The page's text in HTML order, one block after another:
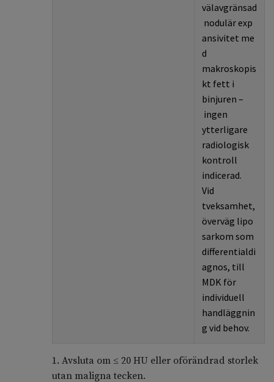
välavgränsad
nodulärexp
ansivitet me
d
makroskopis
kt fett i
binjuren –
ingen
ytterligare
radiologisk
kontroll
indicerad.
Vid
tveksamhet,
överväg lipo
sarkom som
differentialdi
agnos, till
MDK för
individuell
handläggnin
g vid behov.
1. Avsluta om ≤ 20 HU eller oförändrad storlek
utan maligna tecken.